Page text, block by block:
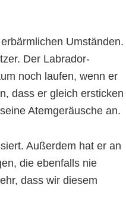
Umständen.
Der Labrador-
noch laufen, wenn er
dass er gleich ersticken
Atemgeräusche an.
Außerdem hat er an
die ebenfalls nie
dass wir diesem